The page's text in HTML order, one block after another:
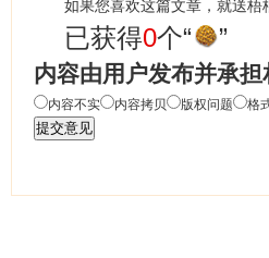
如果您喜欢这篇文章，就送梧
已获得0个“ ”
内容由用户发布并承
内容不实 内容拷贝 版权问题 格